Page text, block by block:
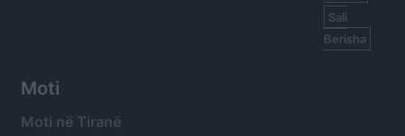
Sali
Berisha
Moti
Moti në Tiranë